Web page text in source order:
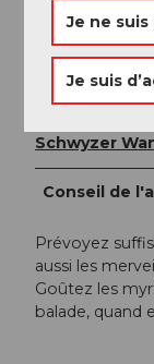
Auteur(e)
Jeannette
Organisation
Schwyzer
Conseil de
Prévoyez
aussi les
Goûtez les
balade, quand
Je ne suis
Je suis